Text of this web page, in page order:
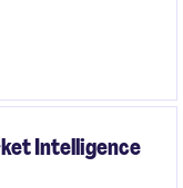
Intelligence